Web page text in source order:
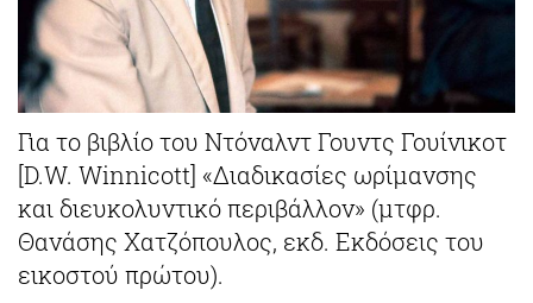
Για το βιβλίο του Ντόναλντ Γουντς Γουίνικοτ
[D.W. Winnicott] «Διαδικασίες ωρίμανσης
και διευκολυντικό περιβάλλον» (μτφρ.
Θανάσης Χατζόπουλος, εκδ. Εκδόσεις του
εικοστού πρώτου).